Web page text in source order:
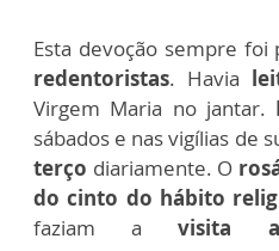
Esta devoção sempre
redentoristas. Havia
Virgem Maria no jantar.
sábados e nas vigílias de
terço diariamente. O
do cinto do hábito
faziam avisita